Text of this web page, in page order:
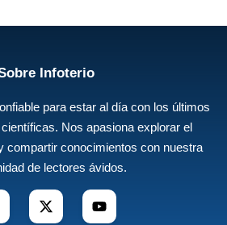
Infoterio
para estar al día con los últimos
Nos apasiona explorar el
compartir conocimientos con nuestra
de lectores ávidos.